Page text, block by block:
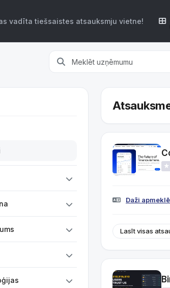
vadīta tiešsaistes atsauksmju vietne!
★
Daži
Lasīt visas